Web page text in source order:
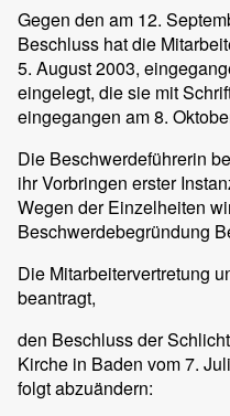
Gegen den am 12.
Beschluss hat die
5. August 2003,
eingelegt, die sie mit
eingegangen am 8.
Die Beschwerdeführerin
ihr Vorbringen erster
Wegen der Einzelheiten
Beschwerdebegründung
Die Mitarbeitervertretung
beantragt,
den Beschluss der
Kirche in Baden vom 7.
folgt abzuändern: